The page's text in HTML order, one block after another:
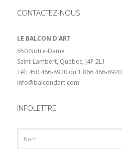
CONTACTEZ-NOUS
LE BALCON D'ART
650 Notre-Dame
Saint-Lambert, Québec, J4P 2L1
Tél: 450 466-8920 ou 1 866 466-8920
info@balcondart.com
INFOLETTRE